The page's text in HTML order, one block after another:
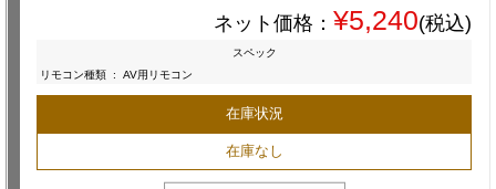
ネット価格： ¥5,240(税込)
スペック
リモコン種類 : AV用リモコン
在庫状況
在庫なし